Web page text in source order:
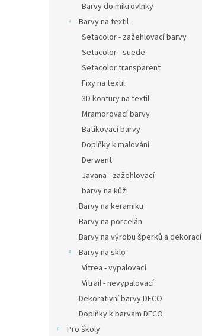
Barvy do mikrovlnky
Barvy na textil
Setacolor - zažehlovací barvy
Setacolor - suede
Setacolor transparent
Fixy na textil
3D kontury na textil
Mramorovací barvy
Batikovací barvy
Doplňky k malování
Derwent
Javana - zažehlovací
barvy na kůži
Barvy na keramiku
Barvy na porcelán
Barvy na výrobu šperků a dekorací
Barvy na sklo
Vitrea - vypalovací
Vitrail - nevypalovací
Dekorativní barvy DECO
Doplňky k barvám DECO
Pro školy